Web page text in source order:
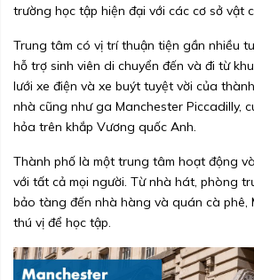
trường học tập hiện đại với các cơ sở vật
Trung tâm có vị trí thuận tiện gần nhiều
hỗ trợ sinh viên di chuyển đến và đi từ
lưới xe điện và xe buýt tuyệt vời của
nhà cũng như ga Manchester Piccadilly,
hỏa trên khắp Vương quốc Anh.
Thành phố là một trung tâm hoạt động
với tất cả mọi người. Từ nhà hát, phòng
bảo tàng đến nhà hàng và quán cà phê,
thú vị để học tập.